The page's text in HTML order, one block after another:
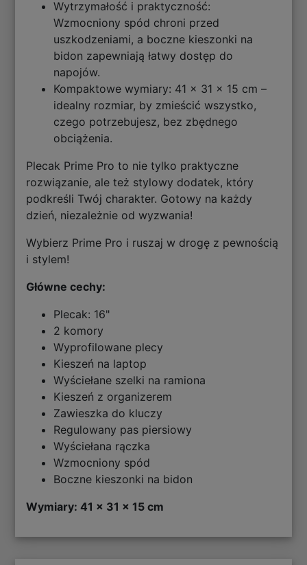
Wytrzymałość i praktyczność:
Wzmocniony spód chroni przed
uszkodzeniami, a boczne kieszonki na
bidon zapewniają łatwy dostęp do
napojów.
Kompaktowe wymiary: 41 x 31 x 15 cm –
idealny rozmiar, by zmieścić wszystko,
czego potrzebujesz, bez zbędnego
obciążenia.
Plecak Prime Pro to nie tylko praktyczne
rozwiązanie, ale też stylowy dodatek, który
podkreśli Twój charakter. Gotowy na każdy
dzień, niezależnie od wyzwania!
Wybierz Prime Pro i ruszaj w drogę z pewnością
i stylem!
Główne cechy:
Plecak: 16"
2 komory
Wyprofilowane plecy
Kieszeń na laptop
Wyściełane szelki na ramiona
Kieszeń z organizerem
Zawieszka do kluczy
Regulowany pas piersiowy
Wyściełana rączka
Wzmocniony spód
Boczne kieszonki na bidon
Wymiary: 41 x 31 x 15 cm